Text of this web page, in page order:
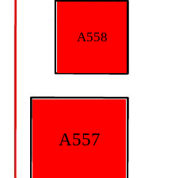
A557
A558